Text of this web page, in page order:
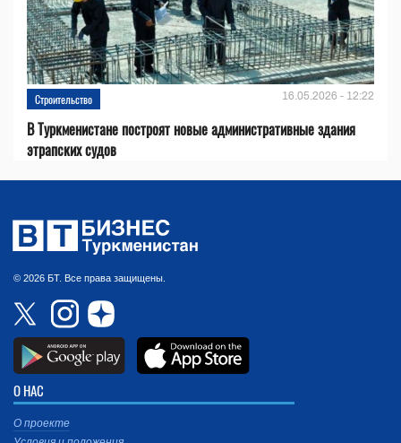
Строительство 16.05.2026 - 12:22
В Туркменистане построят новые административные здания
этрапских судов
© 2026 БТ. Все права защищены.
О НАС
О проекте